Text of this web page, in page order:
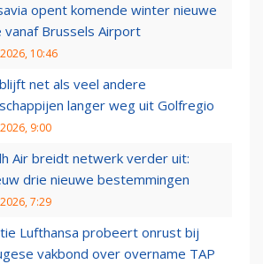
opent komende winter nieuwe
vanaf Brussels Airport
10:46
net als veel andere
langer weg uit Golfregio
9:00
Air breidt netwerk verder uit:
drie nieuwe bestemmingen
7:29
Lufthansa probeert onrust bij
vakbond over overname TAP